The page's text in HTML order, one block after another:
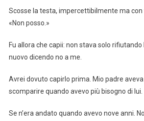
Scosse la testa, impercettibilmente ma
«Non posso.»
Fu allora che capii: non stava solo
nuovo dicendo no a me.
Avrei dovuto capirlo prima. Mio padre aveva
scomparire quando avevo più bisogno di lui.
Se n’era andato quando avevo nove anni.